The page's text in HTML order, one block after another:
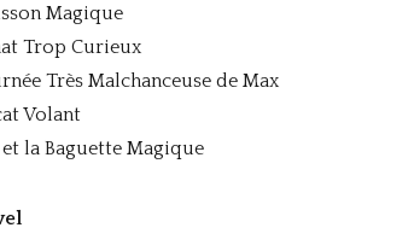
Magique
Trop Curieux
Très Malchanceuse de Max
Volant
la Baguette Magique